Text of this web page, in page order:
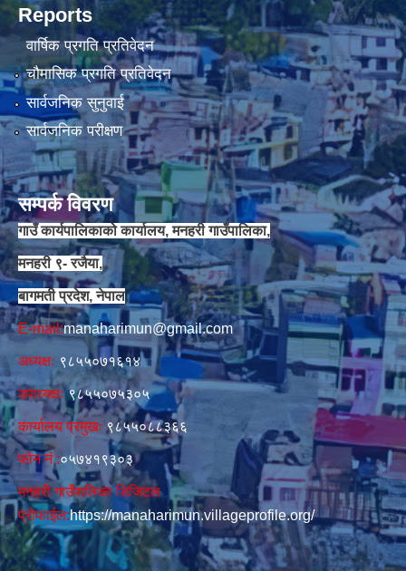
Reports
वार्षिक प्रगति प्रतिवेदन
चौमासिक प्रगति प्रतिवेदन
सार्वजनिक सुनुवाई
सार्वजनिक परीक्षण
सम्पर्क विवरण
गाउँ कार्यपालिकाको कार्यालय, मनहरी गाउँपालिका,
मनहरी ९- रजैया,
बागमती प्रदेश, नेपाल
E-mail:manaharimun@gmail.com
अध्यक्षः ९८५५०७१६१४
उपाध्यक्षः९८५५०७५३०५
कार्यालय प्रमुखः ९८५५०८८३६६
फोन नं‍‌ :०५७४१९३०३
मनहरी गाउँपालिका डिजिटल
प्रोफाईल:https://manaharimun.villageprofile.org/